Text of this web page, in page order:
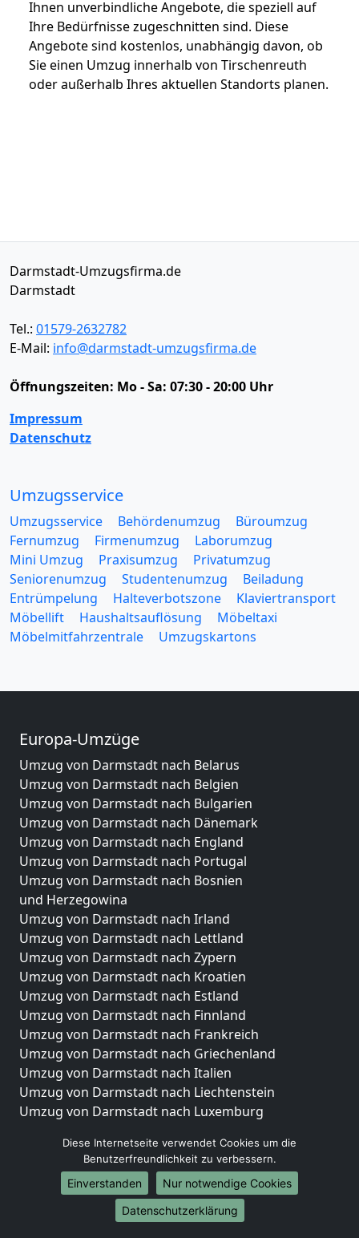
Ihnen unverbindliche Angebote, die speziell auf
Ihre Bedürfnisse zugeschnitten sind. Diese
Angebote sind kostenlos, unabhängig davon, ob
Sie einen Umzug innerhalb von Tirschenreuth
oder außerhalb Ihres aktuellen Standorts planen.
Darmstadt-Umzugsfirma.de
Darmstadt
Tel.: 01579-2632782
E-Mail: info@darmstadt-umzugsfirma.de
Öffnungszeiten: Mo - Sa: 07:30 - 20:00 Uhr
Impressum
Datenschutz
Umzugsservice
Umzugsservice Behördenumzug
Büroumzug
Fernumzug
Firmenumzug
Laborumzug
Mini Umzug
Praxisumzug
Privatumzug
Seniorenumzug
Studentenumzug
Beiladung
Entrümpelung
Halteverbotszone
Klaviertransport
Möbellift
Haushaltsauflösung
Möbeltaxi
Möbelmitfahrzentrale
Umzugskartons
Europa-Umzüge
Umzug von Darmstadt nach Belarus
Umzug von Darmstadt nach Belgien
Umzug von Darmstadt nach Bulgarien
Umzug von Darmstadt nach Dänemark
Umzug von Darmstadt nach England
Umzug von Darmstadt nach Portugal
Umzug von Darmstadt nach Bosnien
und Herzegowina
Umzug von Darmstadt nach Irland
Umzug von Darmstadt nach Lettland
Umzug von Darmstadt nach Zypern
Umzug von Darmstadt nach Kroatien
Umzug von Darmstadt nach Estland
Umzug von Darmstadt nach Finnland
Umzug von Darmstadt nach Frankreich
Umzug von Darmstadt nach Griechenland
Umzug von Darmstadt nach Italien
Umzug von Darmstadt nach Liechtenstein
Umzug von Darmstadt nach Luxemburg
Umzug von Darmstadt nach Norwegen
Umzüge-Deutschlandweit
Umzug von Darmstadt nach Berlin
Umzug von Darmstadt nach Hamburg
Diese Internetseite verwendet Cookies um die
Benutzerfreundlichkeit zu verbessern.
Einverstanden
Nur notwendige Cookies
Datenschutzerklärung